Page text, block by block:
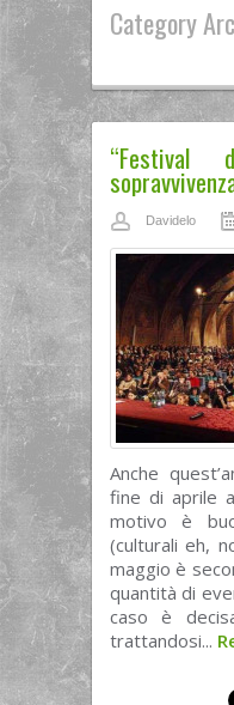
Category
“Festival
Davidelo
Anche
fine di aprile
motivo è
(culturali eh,
maggio è
quantità di
caso è
trattandosi...